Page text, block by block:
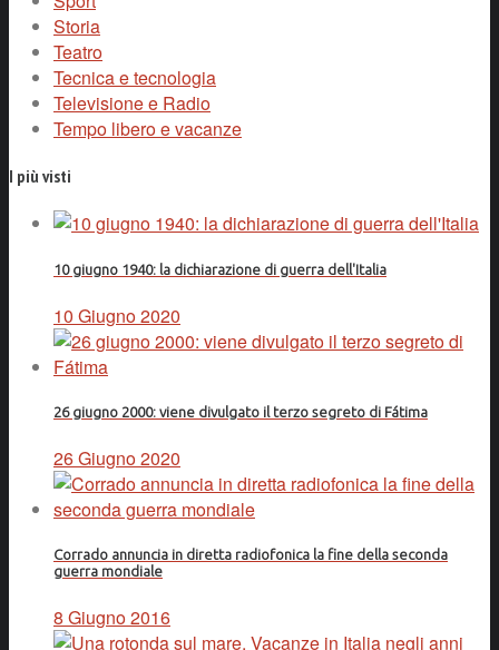
Storia
Teatro
Tecnica e tecnologia
Televisione e Radio
Tempo libero e vacanze
I più visti
10 giugno 1940: la dichiarazione di guerra dell'Italia
10 Giugno 2020
26 giugno 2000: viene divulgato il terzo segreto di Fátima
26 Giugno 2020
Corrado annuncia in diretta radiofonica la fine della seconda
guerra mondiale
8 Giugno 2016